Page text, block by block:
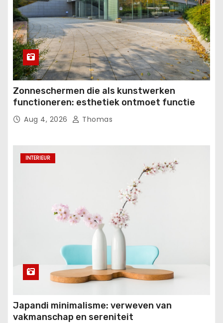
Zonneschermen die als kunstwerken
functioneren: esthetiek ontmoet functie
Aug 4, 2026 Thomas
INTERIEUR
Japandi minimalisme: verweven van
vakmanschap en sereniteit